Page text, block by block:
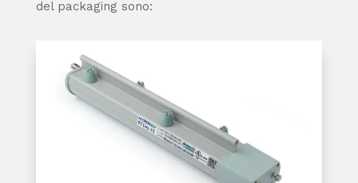
del packaging sono: